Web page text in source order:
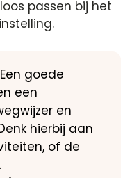
passen bij het
Een goede
een
en
hierbij aan
of de